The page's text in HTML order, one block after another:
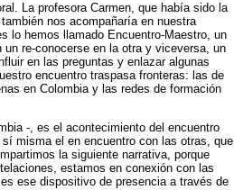
La profesora Carmen, que había sido la
nos acompañaría en nuestra
lo hemos llamado Encuentro-Maestro, un
re-conocerse en la otra y viceversa, un
en las preguntas y enlazar algunas
encuentro traspasa fronteras: las de
en Colombia y las redes de formación
-, es el acontecimiento del encuentro
misma el en encuentro con las otras, que
la siguiente narrativa, porque
estamos en conexión con las
ese dispositivo de presencia a través de